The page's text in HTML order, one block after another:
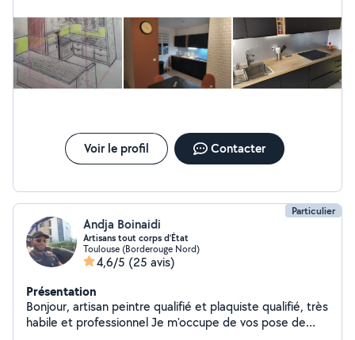
peinture,de la décoration d'objets (customisation,
transformation etc)
Voir le profil Contacter
Particulier
Andja Boinaidi
Artisans tout corps d’État
Toulouse (Borderouge Nord)
4,6/5 (25 avis)
Présentation
Bonjour, artisan peintre qualifié et plaquiste qualifié, très
habile et professionnel Je m'occupe de vos pose de